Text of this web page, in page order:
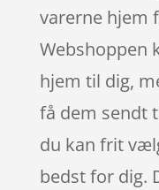
varerne hjem
Webshoppen
hjem til dig,
få dem sendt
du kan frit
bedst for dig.